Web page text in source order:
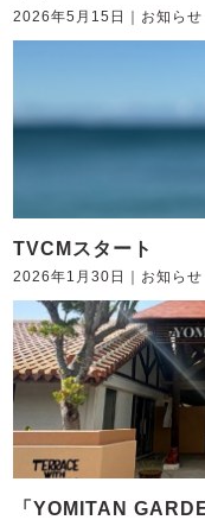
2026年5月15日 ｜ お知らせ
TVCMスタート
2026年1月30日 ｜ お知らせ
「YOMITAN